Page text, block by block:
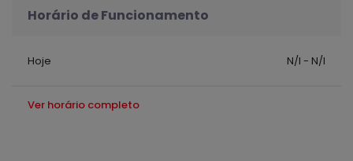
Horário de Funcionamento
Hoje N/I - N/I
Ver horário completo